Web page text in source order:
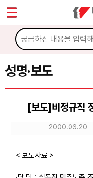
성명·보도
[보도]비정규직
2000.06.20
< 보도자료 >
마이페이지
소개
소식
공지사항
성명·보도
노동상담